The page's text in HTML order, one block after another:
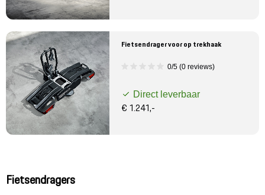
Fietsendrager voor op trekhaak
0/5 (0 reviews)
Direct leverbaar
€ 1.241,-
Fietsendragers